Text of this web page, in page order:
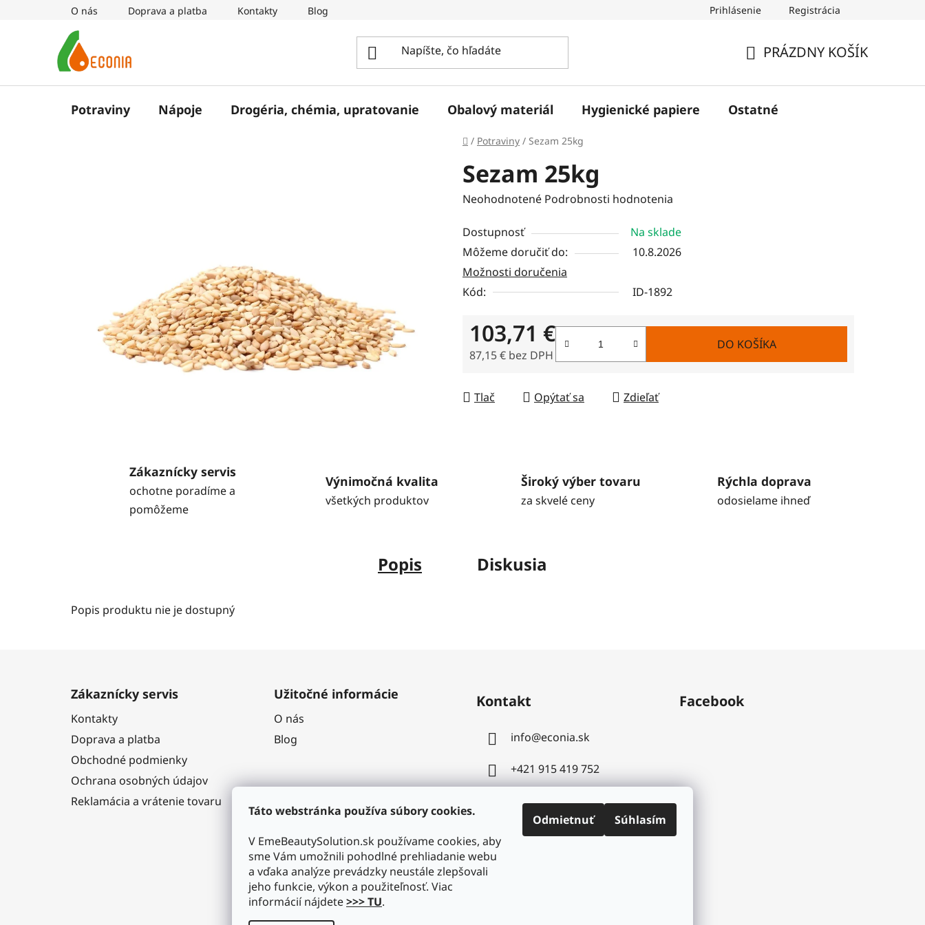
Táto webstránka používa súbory cookies.
V EmeBeautySolution.sk používame cookies, aby
sme Vám umožnili pohodlné prehliadanie webu
a vďaka analýze prevádzky neustále zlepšovali
jeho funkcie, výkon a použiteľnosť. Viac
informácií nájdete>>> TU.
Odmietnuť Súhlasím
O nás Doprava a platba Kontakty Blog Prihlásenie Registrácia
KOŠÍK
PRÁZDNY KOŠÍK
Potraviny Nápoje Drogéria, chémia, upratovanie Obalový materiál Hygienické papiere Ostatné
Domov
/ Potraviny / Sezam 25kg
Sezam 25kg
Priemerné
produktu
je
0,0
z
hviezdičiek.
Neohodnotené Podrobnosti hodnotenia
Dostupnosť
Na sklade
Môžeme doručiť do:
10.8.2026
Možnosti doručenia
Kód:
ID-1892
103,71 €
87,15 € bez DPH
DO KOŠÍKA
Tlač Opýtať sa Zdieľať
Zákaznícky servis
ochotne poradíme a
pomôžeme
Výnimočná kvalita
všetkých produktov
Široký výber tovaru
za skvelé ceny
Rýchla doprava
odosielame ihneď
Popis Diskusia
Popis produktu nie je dostupný
Zákaznícky servis
Kontakty
Doprava a platba
Obchodné podmienky
Ochrana osobných údajov
Reklamácia a vrátenie tovaru
Užitočné informácie
O nás
Blog
Kontakt
info@econia.sk
+421 915 419 752
Facebook